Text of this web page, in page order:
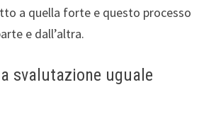
a quella forte e questo processo
e dall’altra.
svalutazione uguale